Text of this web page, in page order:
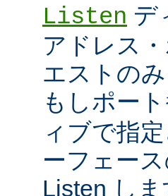
Listen デ
アドレス
エストの
もしポー
ィブで指
ーフェー
Listen し